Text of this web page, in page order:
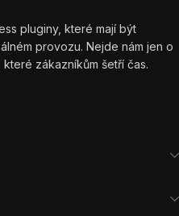
pluginy, které mají být
provozu. Nejde nám jen o
zákazníkům šetří čas.